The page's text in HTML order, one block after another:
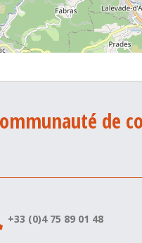
de
+33 (0)4 75 89 01 48